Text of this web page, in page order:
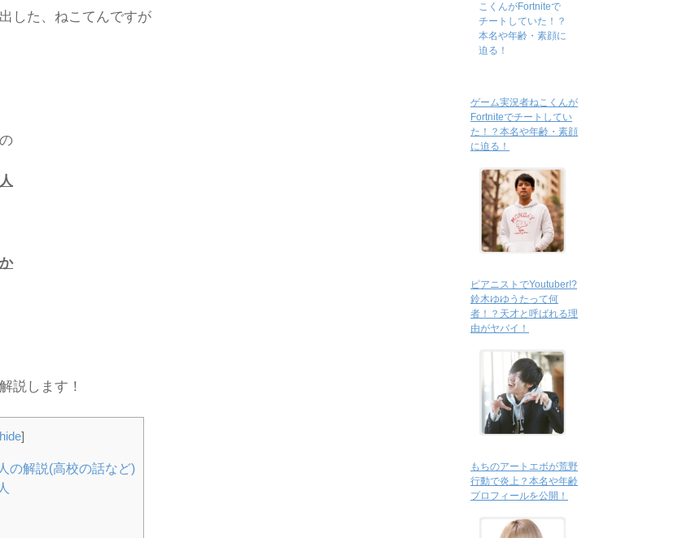
した、ねこてんですが
説します！
hide]
の解説(高校の話など)
ゲーム実況者ねこくんが
Fortniteでチートしてい
た！？本名や年齢・素顔
に迫る！
ピアニストでYoutuber!?
鈴木ゆゆうたって何
者！？天才と呼ばれる理
由がヤバイ！
もちのアートエボが荒野
行動で炎上？本名や年齢
プロフィールを公開！